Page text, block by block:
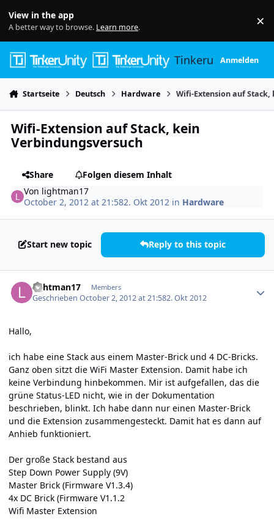
View in the app
A better way to browse. Learn more. ×
TinkerunityAnmelden
Startseite Deutsch Hardware Wifi-Extension auf
Wifi-Extension auf Stack, kein
Verbindungsversuch
Share
Folgen diesem Inhalt
Von lightman17
October 2, 2012 at 21:582. Okt 2012 in Hardware
Start new topic Reply to this topic
lightman17 Members
GeschriebenOctober 2, 2012 at 21:582. Okt 2012
Hallo,
ich habe eine Stack aus einem Master-Brick und 4 DC-Bricks.
Ganz oben sitzt die WiFi Master Extension. Damit habe ich
keine Verbindung hinbekommen. Mir ist aufgefallen, das die
grüne Status-LED nicht, wie in der Dokumentation
beschrieben, blinkt. Ich habe dann nur einen Master-Brick
und die Extension zusammengesteckt. Damit hat es dann auf
Anhieb funktioniert.
Der große Stack bestand aus
Step Down Power Supply (9V)
Master Brick (Firmware V1.3.4)
4x DC Brick (Firmware V1.1.2
Wifi Master Extension